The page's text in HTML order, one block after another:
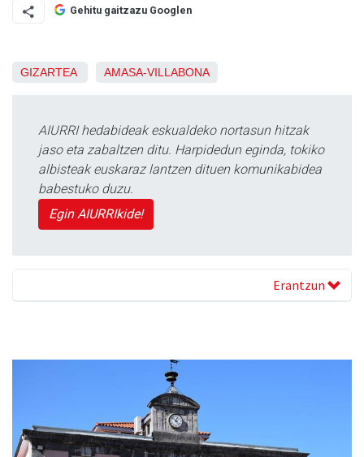
Gehitu gaitzazu Googlen
GIZARTEA AMASA-VILLABONA
AIURRI hedabideak eskualdeko nortasun hitzak
jaso eta zabaltzen ditu. Harpidedun eginda, tokiko
albisteak euskaraz lantzen dituen komunikabidea
babestuko duzu.
Egin AIURRIkide!
Erantzun